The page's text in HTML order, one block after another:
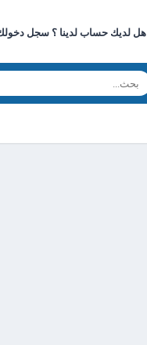
هل لديك حساب لدينا ؟ سجل